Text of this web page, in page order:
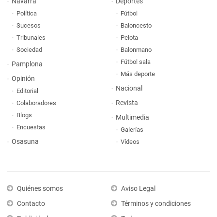
Política
Sucesos
Tribunales
Sociedad
Pamplona
Opinión
Editorial
Colaboradores
Blogs
Encuestas
Osasuna
Fútbol
Baloncesto
Pelota
Balonmano
Fútbol sala
Más deporte
Nacional
Revista
Multimedia
Galerías
Vídeos
Quiénes somos
Contacto
Aviso Legal
Términos y condiciones